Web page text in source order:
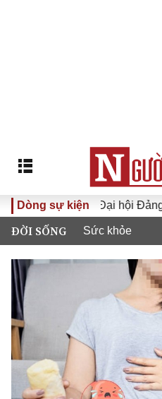
Dòng sự kiện
quyết Đại hội Đảng XIV vào
ĐỜI SỐNG Sức khỏe